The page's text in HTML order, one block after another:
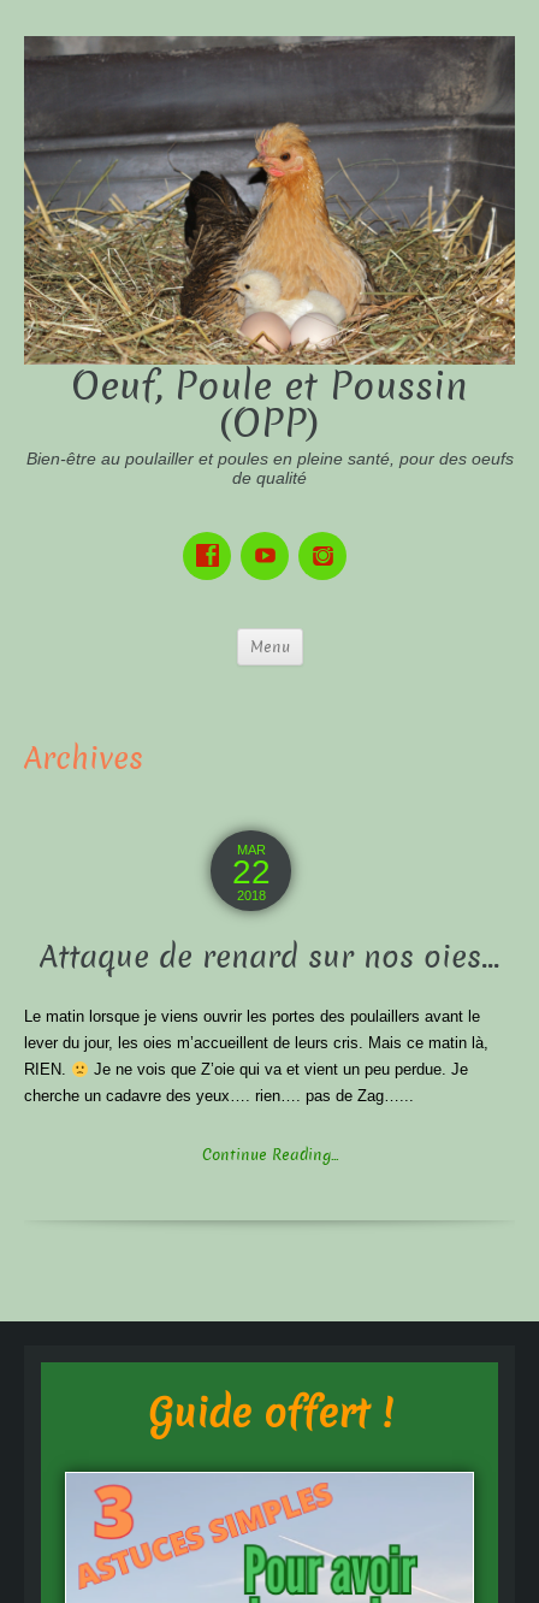
Oeuf, Poule et Poussin
(OPP)
Bien-être au poulailler et poules en pleine santé, pour des oeufs
de qualité
Menu
Archives
MAR
22
2018
Attaque de renard sur nos oies…
Le matin lorsque je viens ouvrir les portes des poulaillers avant le
lever du jour, les oies m’accueillent de leurs cris. Mais ce matin là,
RIEN.
Je ne vois que Z’oie qui va et vient un peu perdue. Je
cherche un cadavre des yeux…. rien…. pas de Zag…...
Continue Reading...
Guide offert !